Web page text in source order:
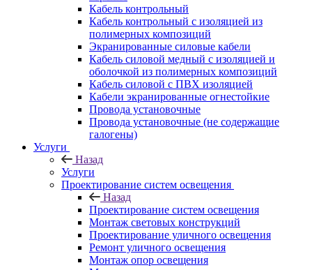
Кабель контрольный
Кабель контрольный с изоляцией из
полимерных композиций
Экранированные силовые кабели
Кабель силовой медный с изоляцией и
оболочкой из полимерных композиций
Кабель силовой с ПВХ изоляцией
Кабели экранированные огнестойкие
Провода установочные
Провода установочные (не содержащие
галогены)
Услуги
Назад
Услуги
Проектирование систем освещения
Назад
Проектирование систем освещения
Монтаж световых конструкций
Проектирование уличного освещения
Ремонт уличного освещения
Монтаж опор освещения